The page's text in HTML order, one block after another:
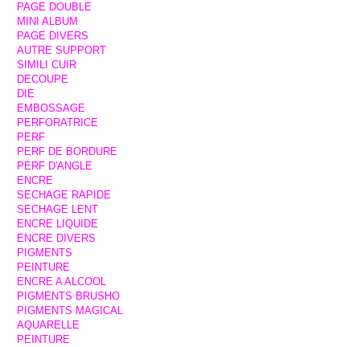
PAGE DOUBLE
MINI ALBUM
PAGE DIVERS
AUTRE SUPPORT
SIMILI CUIR
DECOUPE
DIE
EMBOSSAGE
PERFORATRICE
PERF
PERF DE BORDURE
PERF D'ANGLE
ENCRE
SECHAGE RAPIDE
SECHAGE LENT
ENCRE LIQUIDE
ENCRE DIVERS
PIGMENTS
PEINTURE
ENCRE A ALCOOL
PIGMENTS BRUSHO
PIGMENTS MAGICAL
AQUARELLE
PEINTURE